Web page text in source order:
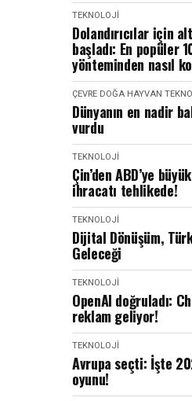
TEKNOLOJI
Dolandırıcılar için
başladı: En popüler
yönteminden nasıl
ÇEVRE DOĞA HAYVAN
Dünyanın en nadir
vurdu
TEKNOLOJI
Çin’den ABD’ye
ihracatı tehlikede!
TEKNOLOJI
Dijital Dönüşüm,
Geleceği
TEKNOLOJI
OpenAI doğruladı:
reklam geliyor!
TEKNOLOJI
Avrupa seçti: İşte
oyunu!